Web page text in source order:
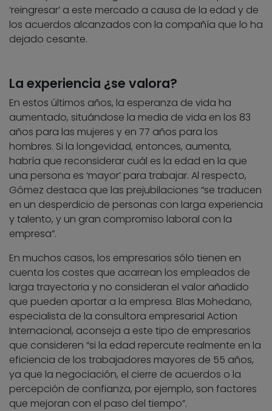
‘reingresar’ a este mercado a causa de la edad y de
los acuerdos alcanzados con la compañía que lo ha
dejado cesante.
La experiencia ¿se valora?
En estos últimos años, la esperanza de vida ha
aumentado, situándose la media de vida en los 83
años para las mujeres y en 77 años para los
hombres. Si la longevidad, entonces, aumenta,
habría que reconsiderar cuál es la edad en la que
una persona es ‘mayor’ para trabajar. Al respecto,
Gómez destaca que las prejubilaciones “se traducen
en un desperdicio de personas con larga experiencia
y talento, y un gran compromiso laboral con la
empresa”.
En muchos casos, los empresarios sólo tienen en
cuenta los costes que acarrean los empleados de
larga trayectoria y no consideran el valor añadido
que pueden aportar a la empresa. Blas Mohedano,
especialista de la consultora empresarial Action
Internacional, aconseja a este tipo de empresarios
que consideren “si la edad repercute realmente en la
eficiencia de los trabajadores mayores de 55 años,
ya que la negociación, el cierre de acuerdos o la
percepción de confianza, por ejemplo, son factores
que mejoran con el paso del tiempo”.